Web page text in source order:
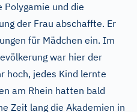
Polygamie und die
der Frau abschaffte. Er
für Mädchen ein. Im
war hier der
hoch, jedes Kind lernte
am Rhein hatten bald
Zeit lang die Akademien in